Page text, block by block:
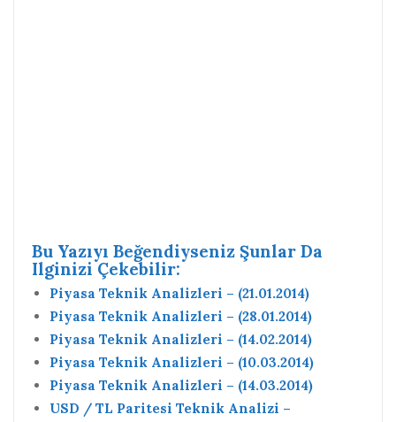
Bu Yazıyı Beğendiyseniz Şunlar Da
Ilginizi Çekebilir:
Piyasa Teknik Analizleri – (21.01.2014)
Piyasa Teknik Analizleri – (28.01.2014)
Piyasa Teknik Analizleri – (14.02.2014)
Piyasa Teknik Analizleri – (10.03.2014)
Piyasa Teknik Analizleri – (14.03.2014)
USD / TL Paritesi Teknik Analizi –